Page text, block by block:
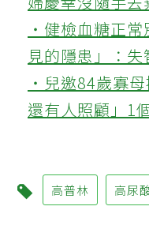
‧健檢血糖正常
見的隱患」：
‧兒邀84歲寡
還有人照顧」1
高普林 高尿